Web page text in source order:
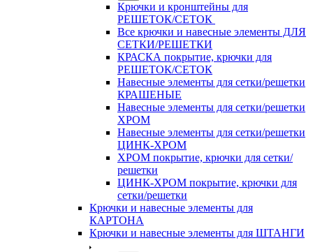
Крючки и кронштейны для
РЕШЕТОК/СЕТОК
Все крючки и навесные элементы ДЛЯ
СЕТКИ/РЕШЕТКИ
КРАСКА покрытие, крючки для
РЕШЕТОК/СЕТОК
Навесные элементы для сетки/решетки
КРАШЕНЫЕ
Навесные элементы для сетки/решетки
ХРОМ
Навесные элементы для сетки/решетки
ЦИНК-ХРОМ
ХРОМ покрытие, крючки для сетки/
решетки
ЦИНК-ХРОМ покрытие, крючки для
сетки/решетки
Крючки и навесные элементы для
КАРТОНА
Крючки и навесные элементы для ШТАНГИ